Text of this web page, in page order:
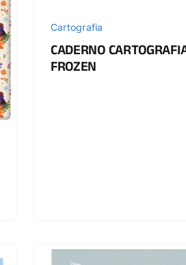
Cartografia
CADERNO
FROZEN